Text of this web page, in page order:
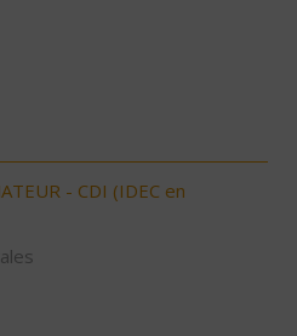
- CDI (IDEC en